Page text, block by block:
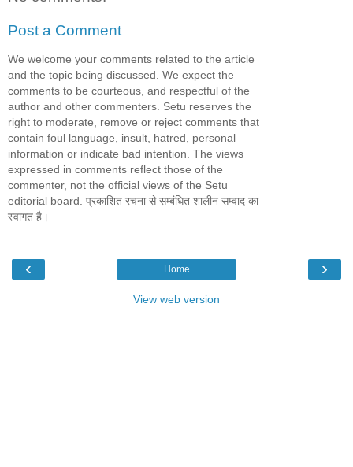
Post a Comment
We welcome your comments related to the article
and the topic being discussed. We expect the
comments to be courteous, and respectful of the
author and other commenters. Setu reserves the
right to moderate, remove or reject comments that
contain foul language, insult, hatred, personal
information or indicate bad intention. The views
expressed in comments reflect those of the
commenter, not the official views of the Setu
editorial board. प्रकाशित रचना से सम्बंधित शालीन सम्वाद का
स्वागत है।
‹ ›
Home
View web version